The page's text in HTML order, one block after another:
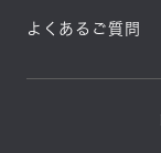
よくあるご質問